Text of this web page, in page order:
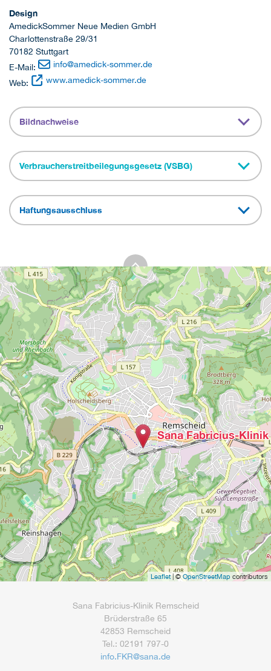
Design
AmedickSommer Neue Medien GmbH
Charlottenstraße 29/31
70182 Stuttgart
E-Mail:
info@amedick-sommer.de
Web:
www.amedick-sommer.de
Bildnachweise
Verbraucherstreitbeilegungsgesetz (VSBG)
Haftungsausschluss
Sana Fabricius-
Leaflet| ©OpenStreetMap contributors
Sana Fabricius-Klinik Remscheid
Brüderstraße 65
42853 Remscheid
Tel.: 02191 797-0
info.FKR@sana.de